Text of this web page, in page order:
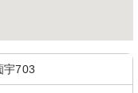
宇703